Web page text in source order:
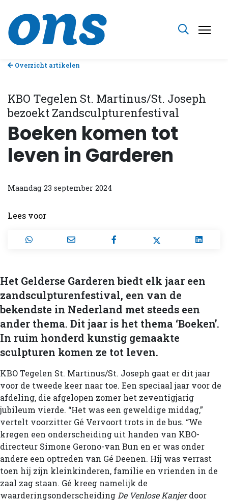
Overzicht artikelen
KBO Tegelen St. Martinus/St. Joseph
bezoekt Zandsculpturenfestival
Boeken komen tot
leven in Garderen
Maandag 23 september 2024
Lees voor
Het Gelderse Garderen biedt elk jaar een
zandsculpturen­festival, een van de
bekendste in Nederland met steeds een
ander thema. Dit jaar is het thema ‘Boeken’.
In ruim honderd kunstig gemaakte
sculpturen komen ze tot leven.
KBO Tegelen St. Martinus/St. Joseph gaat er dit jaar
voor de tweede keer naar toe. Een speciaal jaar voor de
afdeling, die afgelopen zomer het zeventigjarig
jubileum vierde. “Het was een geweldige middag,”
vertelt voorzitter Gé Vervoort trots in de bus. “We
kregen een onderscheiding uit handen van KBO-
directeur Simone Gerono-van Bun en er was onder
andere een optreden van Gé Deenen. Hij was verrast
toen hij zijn kleinkinderen, familie en vrienden in de
zaal zag staan. Gé kreeg namelijk de
waarderingsonderscheiding De Venlose Kanjerdoor